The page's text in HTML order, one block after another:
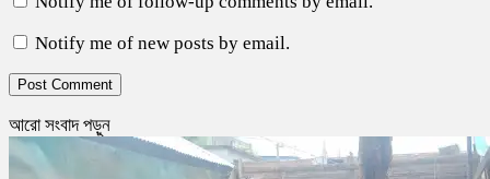
Notify me of new posts by email.
আরো সংবাদ পড়ুন